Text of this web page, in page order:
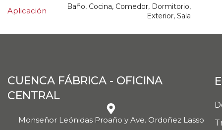
Aplicación
Baño, Cocina, Comedor, Dormitorio,
Exterior, Sala
CUENCA FÁBRICA - OFICINA
CENTRAL
Monseñor Leónidas Proaño y Ave. Ordoñez Lasso